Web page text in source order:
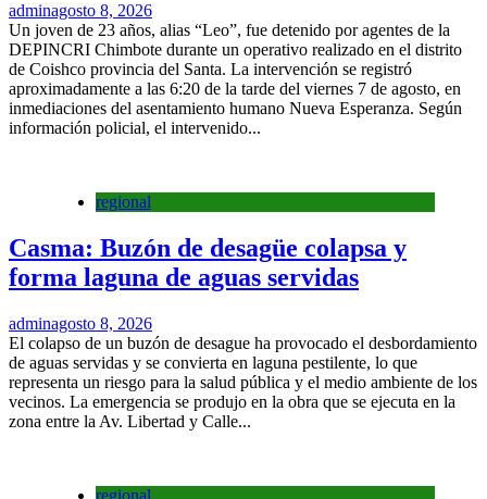
adminagosto 8, 2026
Un joven de 23 años, alias “Leo”, fue detenido por agentes de la
DEPINCRI Chimbote durante un operativo realizado en el distrito
de Coishco provincia del Santa. La intervención se registró
aproximadamente a las 6:20 de la tarde del viernes 7 de agosto, en
inmediaciones del asentamiento humano Nueva Esperanza. Según
información policial, el intervenido...
regional
Casma: Buzón de desagüe colapsa y
forma laguna de aguas servidas
adminagosto 8, 2026
El colapso de un buzón de desague ha provocado el desbordamiento
de aguas servidas y se convierta en laguna pestilente, lo que
representa un riesgo para la salud pública y el medio ambiente de los
vecinos. La emergencia se produjo en la obra que se ejecuta en la
zona entre la Av. Libertad y Calle...
regional